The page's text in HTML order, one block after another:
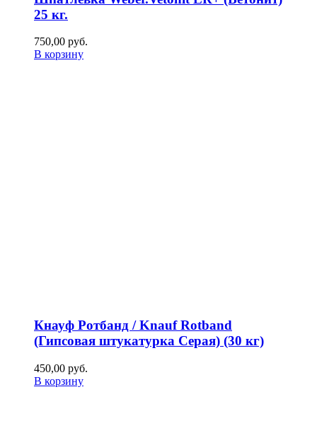
25 кг.
750,00 руб.
В корзину
Кнауф Ротбанд / Knauf Rotband
(Гипсовая штукатурка Серая) (30 кг)
450,00 руб.
В корзину